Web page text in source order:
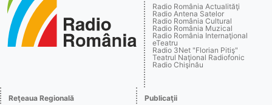
Radio România Actualităţi
Radio Antena Satelor
Radio România Cultural
Radio România Muzical
Radio România Internaţional
eTeatru
Radio 3Net "Florian Pitiş"
Teatrul Naţional Radiofonic
Radio Chişinău
Reţeaua Regională
Publicaţii